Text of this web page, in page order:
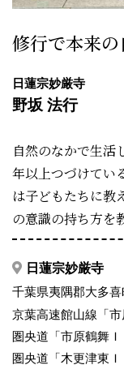
修行で本来
日蓮宗妙厳寺
野坂 法行
自然のなかで生活
年以上つづけてい
は子どもたちに教
の意識の持ち方を
日蓮宗妙厳寺
千葉県夷隅郡大多喜
京葉高速館山線「
圏央道「市原鶴舞
圏央道「木更津東